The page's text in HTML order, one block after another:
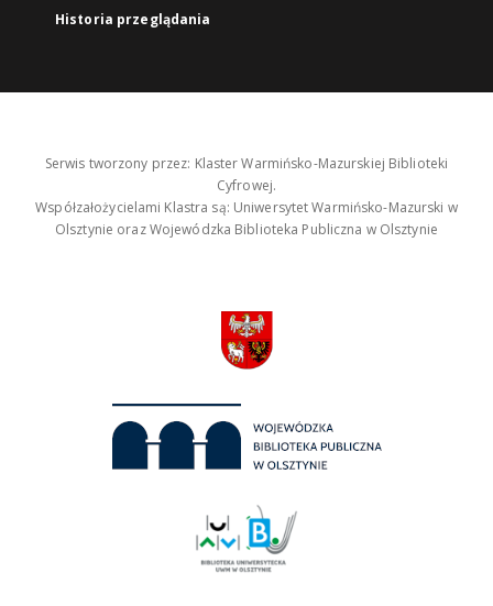
Historia przeglądania
Serwis tworzony przez: Klaster Warmińsko-Mazurskiej Biblioteki
Cyfrowej.
Współzałożycielami Klastra są: Uniwersytet Warmińsko-Mazurski w
Olsztynie oraz Wojewódzka Biblioteka Publiczna w Olsztynie